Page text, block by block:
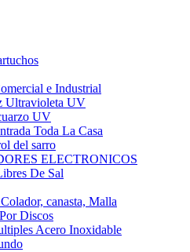
e Industrial
Ultravioleta UV
UV
Toda La Casa
del sarro
ELECTRONICOS
De Sal
canasta, Malla
Discos
Acero Inoxidable